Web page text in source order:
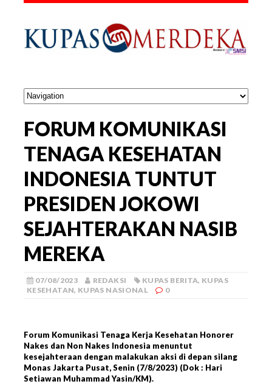
FORUM KOMUNIKASI
TENAGA KESEHATAN
INDONESIA TUNTUT
PRESIDEN JOKOWI
SEJAHTERAKAN NASIB
MEREKA
07/08/2023 REDAKSI KUPAS BERITA, KUPAS
KESEHATAN, KUPAS NASIONAL 0
Forum Komunikasi Tenaga Kerja Kesehatan Honorer
Nakes dan Non Nakes Indonesia menuntut
kesejahteraan dengan malakukan aksi di depan silang
Monas Jakarta Pusat, Senin (7/8/2023) (Dok : Hari
Setiawan Muhammad Yasin/KM).